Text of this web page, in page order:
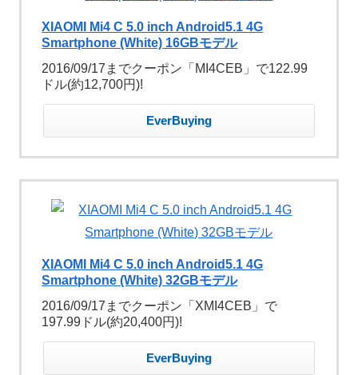
XIAOMI Mi4 C 5.0 inch Android5.1 4G
Smartphone (White) 16GBモデル
2016/09/17までクーポン「MI4CEB」で122.99
ドル(約12,700円)!
EverBuying
XIAOMI Mi4 C 5.0 inch Android5.1 4G
Smartphone (White) 32GBモデル
2016/09/17までクーポン「XMI4CEB」で
197.99ドル(約20,400円)!
EverBuying